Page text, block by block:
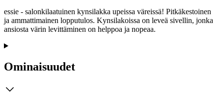
essie - salonkilaatuinen kynsilakka upeissa väreissä! Pitkäkestoinen
ja ammattimainen lopputulos. Kynsilakoissa on leveä sivellin, jonka
ansiosta värin levittäminen on helppoa ja nopeaa.
Ominaisuudet